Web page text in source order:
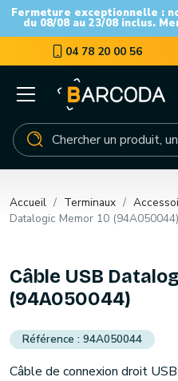
Fermeture exceptionnelle :
du 08/08 au 23/08 inclus.
04 78 20 00 56
Accueil Terminaux
Datalogic Memor 10 (94A050044)
Câble USB
(94A050044)
94A050044
Câble de connexion droit